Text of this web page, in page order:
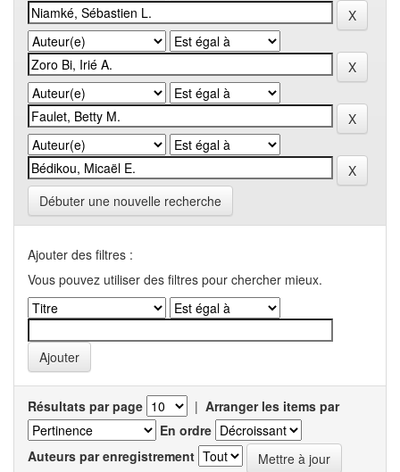
Débuter une nouvelle recherche
Ajouter des filtres :
Vous pouvez utiliser des filtres pour chercher mieux.
Résultats par page | Arranger les items par
En ordre
Auteurs par enregistrement